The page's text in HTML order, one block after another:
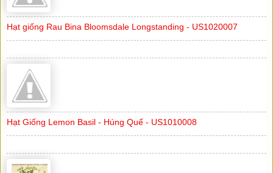
Hạt giống Rau Bina Bloomsdale Longstanding - US1020007
Hạt Giống Lemon Basil - Húng Quế - US1010008